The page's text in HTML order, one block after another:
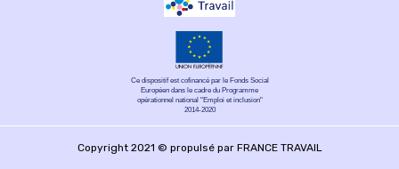
Ce dispositif est cofinancé par le Fonds Social
Européen dans le cadre du Programme
opérationnel national "Emploi et inclusion"
2014-2020
Copyright 2021 © propulsé par FRANCE TRAVAIL